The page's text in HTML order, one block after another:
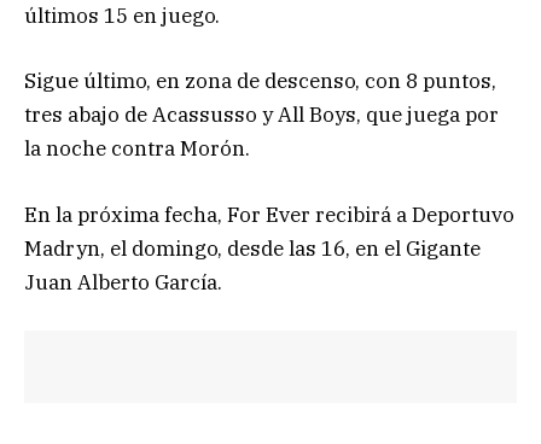
últimos 15 en juego.
Sigue último, en zona de descenso, con 8 puntos,
tres abajo de Acassusso y All Boys, que juega por
la noche contra Morón.
En la próxima fecha, For Ever recibirá a Deportuvo
Madryn, el domingo, desde las 16, en el Gigante
Juan Alberto García.